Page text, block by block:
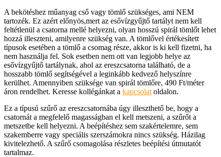
A bekötéshez műanyag cső vagy tömlő szükséges, ami NEM
tartozék. Ez azért előnyös,mert az esővízgyűjtő tartályt nem kell
feltétlenül a csatorna mellé helyezni, olyan hosszú spirál tömlőt lehet
hozzá illeszteni, amilyenre szükség van. A tömlővel értékesített
típusok esetében a tömlő a csomag része, akkor is ki kell fizetni, ha
nem használja fel. Sok esetben nem ott van legjobb helye az
esővízgyűjtő tartálynak, ahol az ereszcsatorna található, de a
hosszabb tömlő segítségével a leginkább kedvező helyszínre
kerülhet. Amennyiben szüksége van spirál tömlőre, 490 Ft/méter
áron rendelhet. Keresse kollégánkat a kapcsolat oldalon.
Ez a típusú szűrő az ereszcsatornába úgy illeszthető be, hogy a
csatornát a megfelelő magasságban el kell metszeni, a szűrőt a
metszetbe kell helyezni. A beépítéshez sem szakértelemre, sem
szakemberre vagy speciális szerszámokra nincs szükség. Házilag
kivitelezhető. A szűrő csomagolása részletes beépítési útmutatót
tartalmaz.